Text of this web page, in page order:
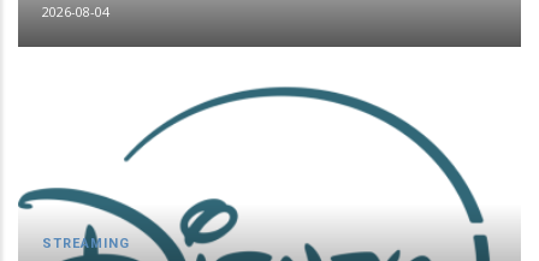
2026-08-04
STREAMING